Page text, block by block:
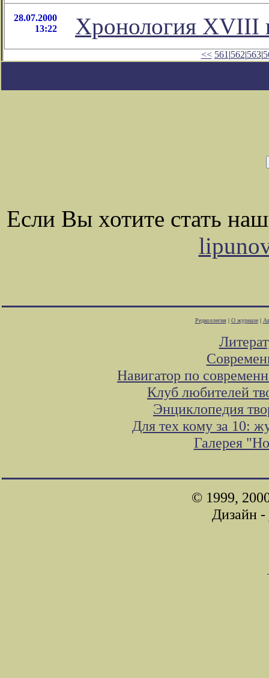
28.07.2000
13:22
Хронология XVIII
<< 561 |562|563|
Если Вы хотите стать
Редколлегия| О журнале|
Навигатор по
Клуб любителей
Энциклопедия
Для тех кому за 10:
Галерея
© 1999,
Дизайн -